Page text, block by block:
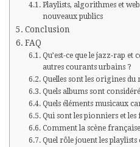
Playlists, algorithmes et
nouveaux publics
Conclusion
FAQ
Qu’est-ce que le jazz‑rap et
autres courants urbains ?
Quelles sont les origines du
Quels albums sont
Quels éléments musicaux
Qui sont les pionniers et
Comment la scène
Quel rôle jouent les